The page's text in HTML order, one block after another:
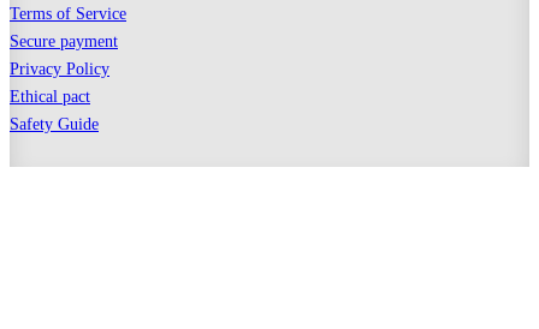
Terms of Service
Secure payment
Privacy Policy
Ethical pact
Safety Guide